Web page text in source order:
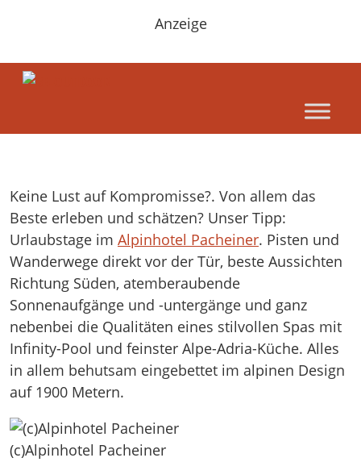
Anzeige
Keine Lust auf Kompromisse?. Von allem das
Beste erleben und schätzen? Unser Tipp:
Urlaubstage im Alpinhotel Pacheiner. Pisten und
Wanderwege direkt vor der Tür, beste Aussichten
Richtung Süden, atemberaubende
Sonnenaufgänge und -untergänge und ganz
nebenbei die Qualitäten eines stilvollen Spas mit
Infinity-Pool und feinster Alpe-Adria-Küche. Alles
in allem behutsam eingebettet im alpinen Design
auf 1900 Metern.
(c)Alpinhotel Pacheiner